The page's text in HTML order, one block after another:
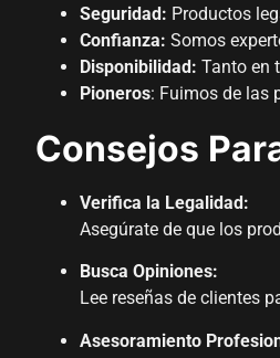
Seguridad: Productos
Confianza: Somos
Disponibilidad: Tanto en
Pioneros: Fuimos de las
Consejos
Verifica la Legalidad:
Asegúrate de que los
Busca Opiniones:
Lee reseñas de clientes
Asesoramiento